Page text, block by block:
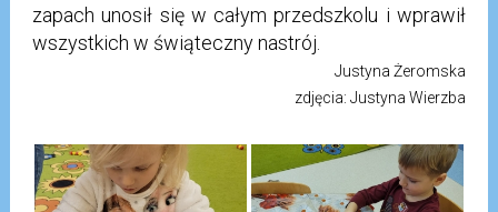
zapach unosił się w całym przedszkolu i wprawił
wszystkich w świąteczny nastrój.
Justyna Żeromska
zdjęcia: Justyna Wierzba